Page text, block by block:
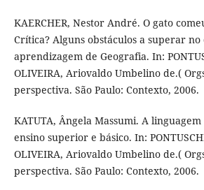
KAERCHER, Nestor André. O gato
Crítica? Alguns obstáculos a superar no
aprendizagem de Geografia. In:
OLIVEIRA, Ariovaldo Umbelino de.(
perspectiva. São Paulo: Contexto, 2006.
KATUTA, Ângela Massumi. A
ensino superior e básico. In:
OLIVEIRA, Ariovaldo Umbelino de.(
perspectiva. São Paulo: Contexto, 2006.